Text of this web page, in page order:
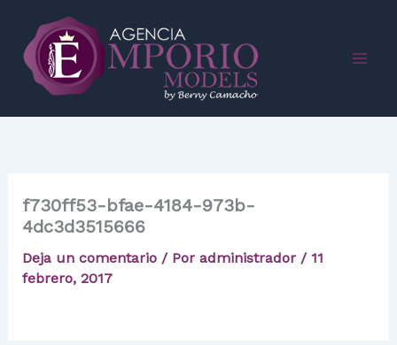
contenido
f730ff53-bfae-4184-973b-
4dc3d3515666
Deja un comentario / Por administrador / 11
febrero, 2017